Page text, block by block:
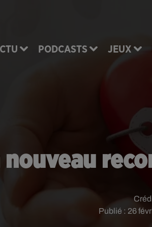
PODCASTS JEUX
nouveau
Publié : 26